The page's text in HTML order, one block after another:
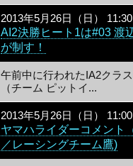
2013年5月26日（日） 11:30
AI2決勝ヒート1は#03 渡
が制す！
午前中に行われたIA2クラ
（チーム ピットイ...
2013年5月26日（日） 11:00
ヤマハライダーコメント
／レーシングチーム鷹)